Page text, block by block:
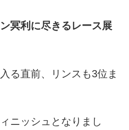
冥利に尽きるレース展
る直前、リンスも3位ま
ニッシュとなりまし